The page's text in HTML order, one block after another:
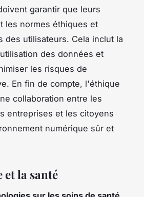
garantir que leurs
les normes éthiques et
des utilisateurs. Cela inclut la
des données et
les risques de
En fin de compte, l'éthique
collaboration entre les
entreprises et les citoyens
numérique sûr et
et la santé